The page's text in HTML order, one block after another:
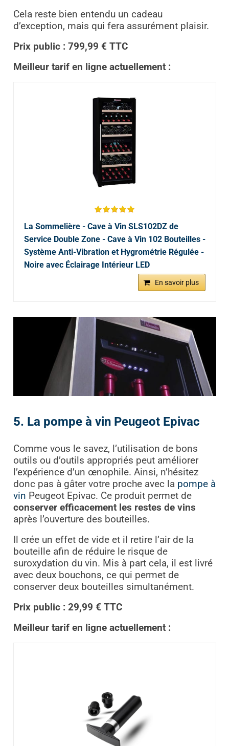
Cela reste bien entendu un cadeau
d’exception, mais qui fera assurément plaisir.
Prix public : 799,99 € TTC
Meilleur tarif en ligne actuellement :
La Sommelière - Cave à Vin SLS102DZ de
Service Double Zone - Cave à Vin 102 Bouteilles -
Système Anti-Vibration et Hygrométrie Régulée -
Noire avec Éclairage Intérieur LED
En savoir plus
5. La pompe à vin Peugeot Epivac
Comme vous le savez, l’utilisation de bons
outils ou d’outils appropriés peut améliorer
l’expérience d’un œnophile. Ainsi, n’hésitez
donc pas à gâter votre proche avec la pompe à
vin Peugeot Epivac. Ce produit permet de
conserver efficacement les restes de vins
après l’ouverture des bouteilles.
Il crée un effet de vide et il retire l’air de la
bouteille afin de réduire le risque de
suroxydation du vin. Mis à part cela, il est livré
avec deux bouchons, ce qui permet de
conserver deux bouteilles simultanément.
Prix public : 29,99 € TTC
Meilleur tarif en ligne actuellement :